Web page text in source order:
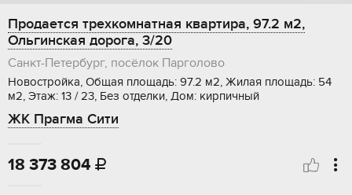
Продается трехкомнатная квартира, 97.2 м2,
Ольгинская дорога, 3/20
Санкт-Петербург, посёлок Парголово
Новостройка, Общая площадь: 97.2 м2, Жилая площадь: 54
м2, Этаж: 13 / 23, Без отделки, Дом: кирпичный
ЖК Прагма Сити
18 373 804 